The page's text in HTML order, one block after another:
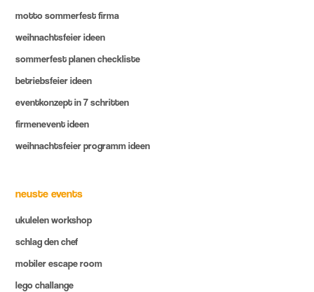
motto sommerfest firma
weihnachtsfeier ideen
sommerfest planen checkliste
betriebsfeier ideen
eventkonzept in 7 schritten
firmenevent ideen
weihnachtsfeier programm ideen
neuste events
ukulelen workshop
schlag den chef
mobiler escape room
lego challange